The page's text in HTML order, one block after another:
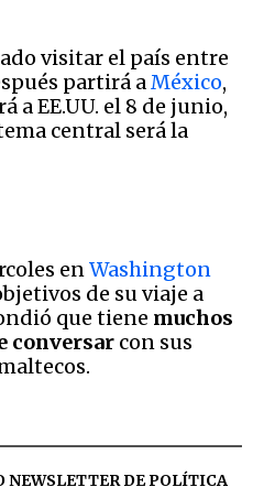
visitar el país entre
partirá aMéxico,
a EE.UU. el 8 de junio,
central será la
enWashington
de su viaje a
que tiene muchos
conversar con sus
NEWSLETTER DEPOLÍTICA